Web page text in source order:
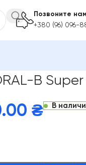
Позвоните нам
+380 (96) 096-
B
₴ В